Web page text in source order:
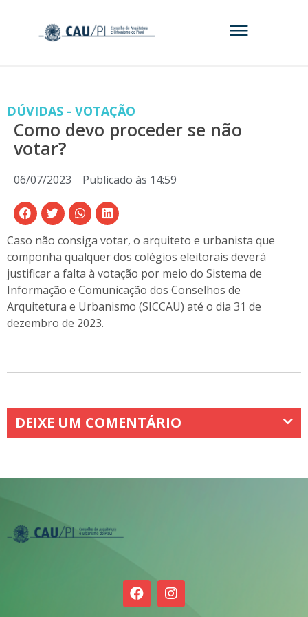
DÚVIDAS - VOTAÇÃO
Como devo proceder se não
votar?
06/07/2023 Publicado às 14:59
Caso não consiga votar, o arquiteto e urbanista que
componha qualquer dos colégios eleitorais deverá
justificar a falta à votação por meio do Sistema de
Informação e Comunicação dos Conselhos de
Arquitetura e Urbanismo (SICCAU) até o dia 31 de
dezembro de 2023.
DEIXE UM COMENTÁRIO